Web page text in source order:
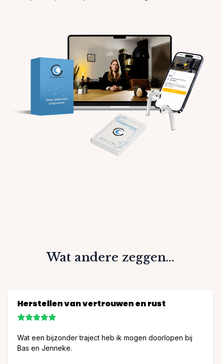
Wat andere zeggen...
Herstellen van vertrouwen en rust
Wat een bijzonder traject heb ik mogen doorlopen bij
Bas en Jenneke.